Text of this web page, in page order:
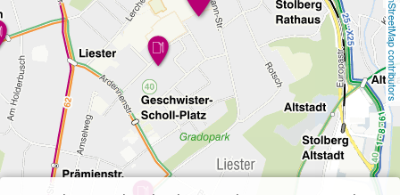
OpenStreetMap contributors